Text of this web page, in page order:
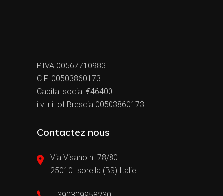
P.IVA 00567710983
C.F. 00503860173
Capital social €46400
i.v. r.i. of Brescia 00503860173
Contactez nous
Via Visano n. 78/80
25010 Isorella (BS) Italie